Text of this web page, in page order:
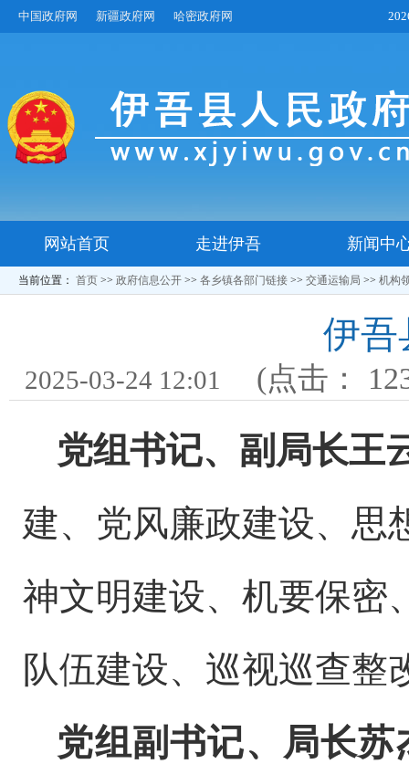
中国政府网 新疆政府网 哈密政府网
网站首页 走进伊吾 新闻中
当前位置： 首页 >> 政府信息公开 >> 各乡镇各部门链接 >> 交通运输局 >> 机构
伊吾
2025-03-24 12:01 (点击：
党组书记、 副 局长王
建、党风廉政建设、思
神文明建设、机要保密
队伍建设、巡视巡查整
党组副书记、局长苏